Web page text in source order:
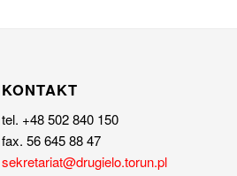
KONTAKT
tel. +48 502 840 150
fax. 56 645 88 47
sekretariat@drugielo.torun.pl